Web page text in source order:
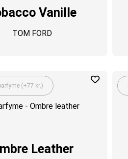
Vanille
TOM FORD
(+77 kr.)
Leather